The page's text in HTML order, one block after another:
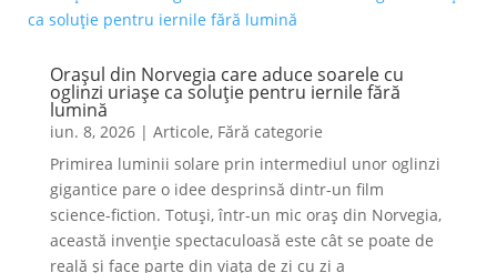
Orașul din Norvegia care aduce soarele cu
oglinzi uriașe ca soluție pentru iernile fără
lumină
iun. 8, 2026| Articole, Fără categorie
Primirea luminii solare prin intermediul unor oglinzi
gigantice pare o idee desprinsă dintr-un film
science-fiction. Totuși, într-un mic oraș din Norvegia,
această invenție spectaculoasă este cât se poate de
reală și face parte din viața de zi cu zi a